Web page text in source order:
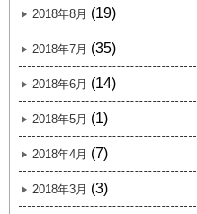
2018年8月 (19)
2018年7月 (35)
2018年6月 (14)
2018年5月 (1)
2018年4月 (7)
2018年3月 (3)